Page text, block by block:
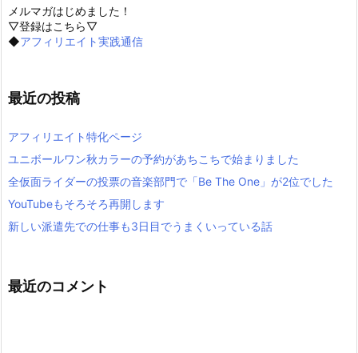
メルマガはじめました！
▽登録はこちら▽
◆アフィリエイト実践通信
最近の投稿
アフィリエイト特化ページ
ユニボールワン秋カラーの予約があちこちで始まりました
全仮面ライダーの投票の音楽部門で「Be The One」が2位でした
YouTubeもそろそろ再開します
新しい派遣先での仕事も3日目でうまくいっている話
最近のコメント